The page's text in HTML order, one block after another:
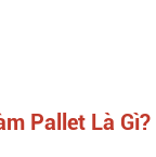
Pallet Là Gì?